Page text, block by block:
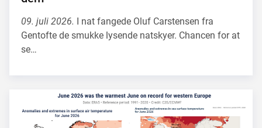
09. juli 2026. I nat fangede Oluf Carstensen fra
Gentofte de smukke lysende natskyer. Chancen for at
se…